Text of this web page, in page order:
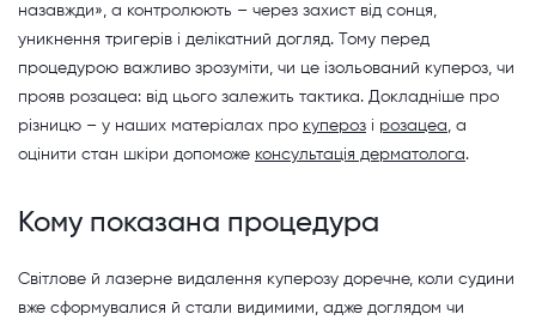
назавжди», а контролюють – через захист від сонця,
уникнення тригерів і делікатний догляд. Тому перед
процедурою важливо зрозуміти, чи це ізольований купероз, чи
прояв розацеа: від цього залежить тактика. Докладніше про
різницю – у наших матеріалах про купероз і розацеа , а
оцінити стан шкіри допоможе консультація дерматолога.
Кому показана процедура
Світлове й лазерне видалення куперозу доречне, коли судини
вже сформувалися й стали видимими, адже доглядом чи